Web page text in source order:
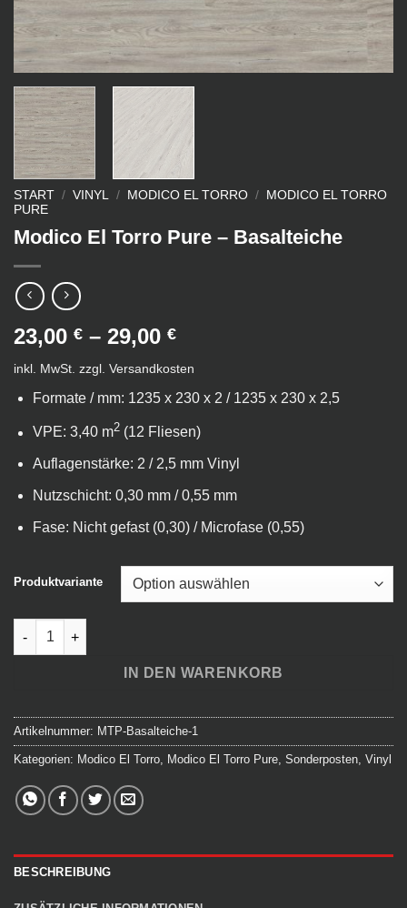
START / VINYL / MODICO EL TORRO /
MODICO EL TORRO
PURE
Modico El Torro Pure – Basalteiche
23,00 € – 29,00 €
inkl. MwSt. zzgl. Versandkosten
Formate / mm: 1235 x 230 x 2 / 1235 x 230 x 2,5
VPE: 3,40 m2(12 Fliesen)
Auflagenstärke: 2 / 2,5 mm Vinyl
Nutzschicht: 0,30 mm / 0,55 mm
Fase: Nicht gefast (0,30) / Microfase (0,55)
Produktvariante
Modico El Torro Pure - Basalteiche Menge
IN DEN WARENKORB
Artikelnummer: MTP-Basalteiche-1
Kategorien: Modico El Torro, Modico El Torro Pure, Sonderposten, Vinyl
BESCHREIBUNG